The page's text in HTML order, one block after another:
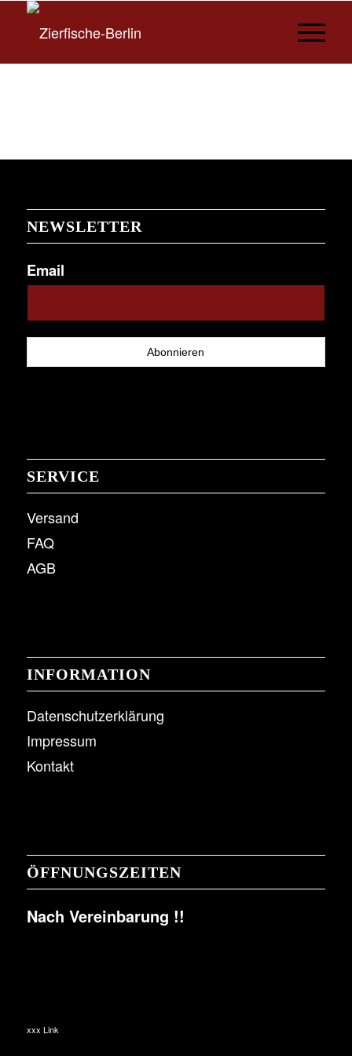
NEWSLETTER
Email
SERVICE
Versand
FAQ
AGB
INFORMATION
Datenschutzerklärung
Impressum
Kontakt
ÖFFNUNGSZEITEN
Nach Vereinbarung !!
xxx Link